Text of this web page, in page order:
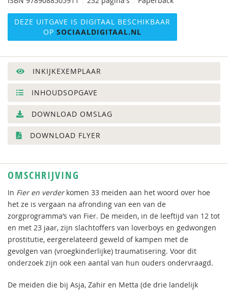
DEZE UITGAVE IS DIGITAAL BESCHIKBAAR
OP SOCIAALDIGITAAL.NL
INKIJKEXEMPLAAR
INHOUDSOPGAVE
DOWNLOAD OMSLAG
DOWNLOAD FLYER
OMSCHRIJVING
In Fier en verderkomen 33 meiden aan het woord over hoe
het ze is vergaan na afronding van een van de
zorgprogramma’s van Fier. De meiden, in de leeftijd van 12 tot
en met 23 jaar, zijn slachtoffers van loverboys en gedwongen
prostitutie, eergerelateerd geweld of kampen met de
gevolgen van (vroegkinderlijke) traumatisering. Voor dit
onderzoek zijn ook een aantal van hun ouders ondervraagd.
De meiden die bij Asja, Zahir en Metta (de drie landelijk